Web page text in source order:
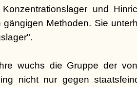
und
gängigen Methoden. Sie
wuchs die Gruppe der
nicht nur gegen